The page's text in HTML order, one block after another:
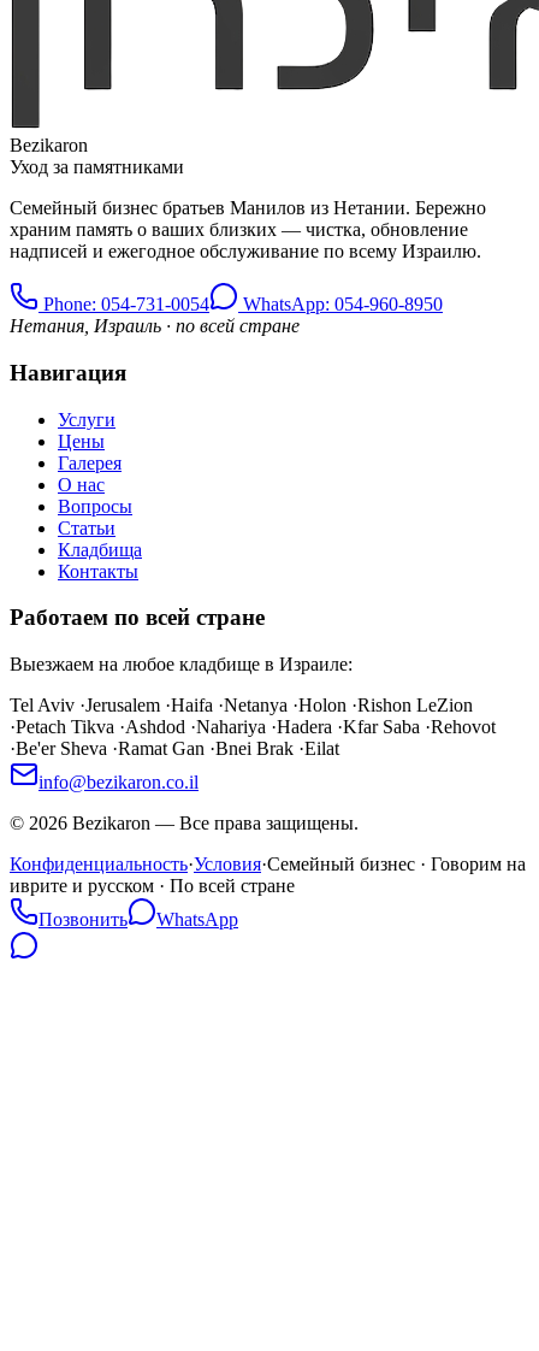
Bezikaron
Уход за памятниками
Семейный бизнес братьев Манилов из Нетании. Бережно
храним память о ваших близких — чистка, обновление
надписей и ежегодное обслуживание по всему Израилю.
Phone: 054-731-0054
WhatsApp: 054-960-8950
Нетания, Израиль · по всей стране
Навигация
Услуги
Цены
Галерея
О нас
Вопросы
Статьи
Кладбища
Контакты
Работаем по всей стране
Выезжаем на любое кладбище в Израиле:
Tel Aviv ·Jerusalem ·Haifa ·Netanya ·Holon ·Rishon LeZion
·Petach Tikva ·Ashdod ·Nahariya ·Hadera ·Kfar Saba ·Rehovot
·Be'er Sheva ·Ramat Gan ·Bnei Brak ·Eilat
info@bezikaron.co.il
© 2026 Bezikaron — Все права защищены.
Конфиденциальность·Условия·Семейный бизнес · Говорим на
иврите и русском · По всей стране
Позвонить
WhatsApp